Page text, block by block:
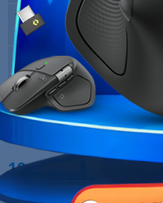
Type de
Micro/Casque
Marque
Garantie
Références spécifiques
10 AUTRES
CATÉGORIE :